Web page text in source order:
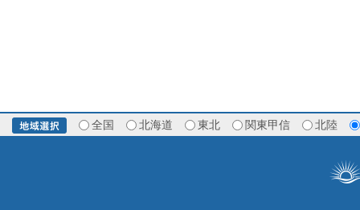
全国 北海道 東北 関東甲信 北陸